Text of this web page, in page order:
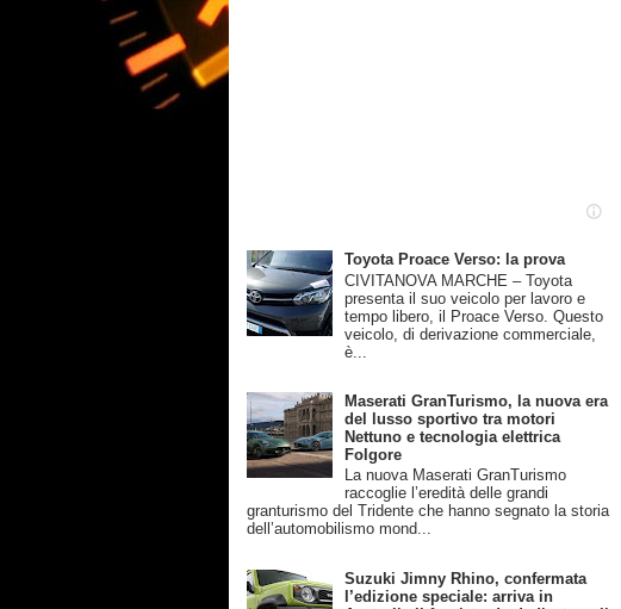
Toyota Proace Verso: la prova
CIVITANOVA MARCHE – Toyota
presenta il suo veicolo per lavoro e
tempo libero, il Proace Verso. Questo
veicolo, di derivazione commerciale,
è...
Maserati GranTurismo, la nuova era
del lusso sportivo tra motori
Nettuno e tecnologia elettrica
Folgore
La nuova Maserati GranTurismo
raccoglie l’eredità delle grandi
granturismo del Tridente che hanno segnato la storia
dell’automobilismo mond...
Suzuki Jimny Rhino, confermata
l’edizione speciale: arriva in